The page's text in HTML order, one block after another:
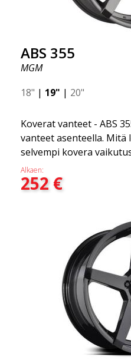
ABS 355
MGM
18" | 19" | 20"
Koverat vanteet - ABS
vanteet asenteella. Mitä
selvempi kovera
väriyhdistelmissä:
hopea tai Mattaharmaa.
markkinoilla olevien
erittäin
tehnyt ABS355:stä niin
erittäin kovera, muoto
tyylikäs. Tämä vanne
vanteiden markkinoilla
suunnittelunsa
autosta tyylikkäämmän.
yksinoikeudella ABS
Alkaen:
252€